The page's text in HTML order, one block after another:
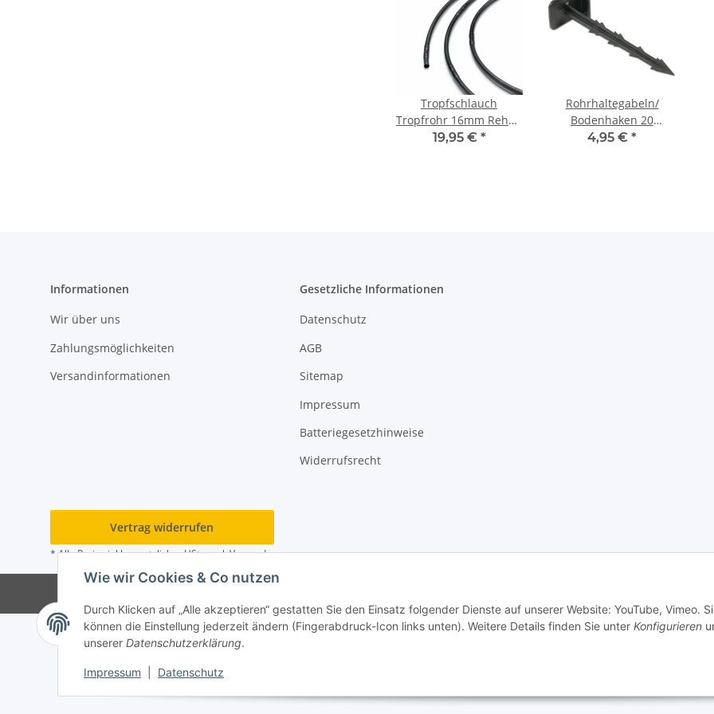
Wie wir Cookies & Co nutzen
Durch Klicken auf „Alle akzeptieren“ gestatten Sie den Einsatz folgender Dienste auf unserer Website: YouTube, Vimeo.
können die Einstellung jederzeit ändern (Fingerabdruck-Icon links unten). Weitere Details finden Sie unter Konfigurieren
unserer Datenschutzerklärung.
Impressum Datenschutz
Tropfschlauch
Tropfrohr 16mm Rehau
Set inkl. Zubehör 50m
19,95 € *
Rohrhaltegabeln/
Bodenhaken 20
Stückfür
4,95 € *
Informationen
Wir über uns
Zahlungsmöglichkeiten
Versandinformationen
Gesetzliche Informationen
Datenschutz
AGB
Sitemap
Impressum
Batteriegesetzhinweise
Widerrufsrecht
Vertrag widerrufen
* Alle Preise inkl. gesetzlicher USt., zzgl.Versand